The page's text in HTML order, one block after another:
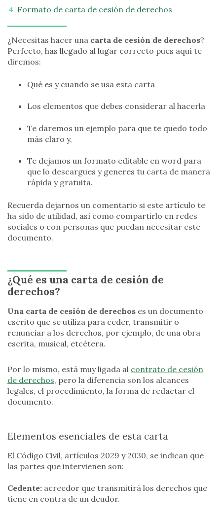
Formato de carta de cesión de derechos
¿Necesitas hacer una carta de cesión de derechos?
Perfecto, has llegado al lugar correcto pues aquí te
diremos:
Qué es y cuando se usa esta carta
Los elementos que debes considerar al hacerla
Te daremos un ejemplo para que te quedo todo
más claro y,
Te dejamos un formato editable en word para
que lo descargues y generes tu carta de manera
rápida y gratuita.
Recuerda dejarnos un comentario si este artículo te
ha sido de utilidad, así como compartirlo en redes
sociales o con personas que puedan necesitar este
documento.
¿Qué es una carta de cesión de
derechos?
Una carta de cesión de derechos es un documento
escrito que se utiliza para ceder, transmitir o
renunciar a los derechos, por ejemplo, de una obra
escrita, musical, etcétera.
Por lo mismo, está muy ligada al contrato de cesión
de derechos, pero la diferencia son los alcances
legales, el procedimiento, la forma de redactar el
documento.
Elementos esenciales de esta carta
El Código Civil, artículos 2029 y 2030, se indican que
las partes que intervienen son:
Cedente: acreedor que transmitirá los derechos que
tiene en contra de un deudor.